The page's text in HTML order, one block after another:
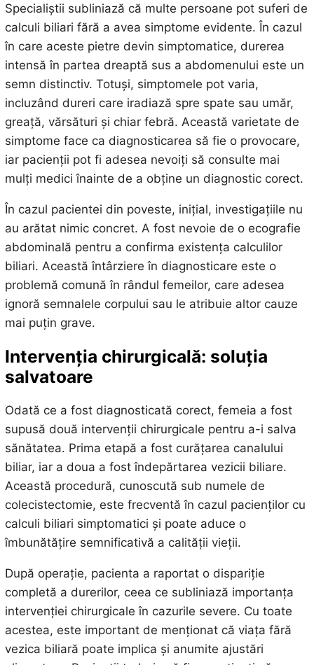
Specialiștii subliniază că multe persoane pot suferi de
calculi biliari fără a avea simptome evidente. În cazul
în care aceste pietre devin simptomatice, durerea
intensă în partea dreaptă sus a abdomenului este un
semn distinctiv. Totuși, simptomele pot varia,
incluzând dureri care iradiază spre spate sau umăr,
greață, vărsături și chiar febră. Această varietate de
simptome face ca diagnosticarea să fie o provocare,
iar pacienții pot fi adesea nevoiți să consulte mai
mulți medici înainte de a obține un diagnostic corect.
În cazul pacientei din poveste, inițial, investigațiile nu
au arătat nimic concret. A fost nevoie de o ecografie
abdominală pentru a confirma existența calculilor
biliari. Această întârziere în diagnosticare este o
problemă comună în rândul femeilor, care adesea
ignoră semnalele corpului sau le atribuie altor cauze
mai puțin grave.
Intervenția chirurgicală: soluția
salvatoare
Odată ce a fost diagnosticată corect, femeia a fost
supusă două intervenții chirurgicale pentru a-i salva
sănătatea. Prima etapă a fost curățarea canalului
biliar, iar a doua a fost îndepărtarea vezicii biliare.
Această procedură, cunoscută sub numele de
colecistectomie, este frecventă în cazul pacienților cu
calculi biliari simptomatici și poate aduce o
îmbunătățire semnificativă a calității vieții.
După operație, pacienta a raportat o dispariție
completă a durerilor, ceea ce subliniază importanța
intervenției chirurgicale în cazurile severe. Cu toate
acestea, este important de menționat că viața fără
vezica biliară poate implica și anumite ajustări